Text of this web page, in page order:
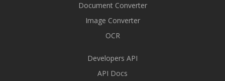
Document Converter
Image Converter
OCR
Developers API
API Docs